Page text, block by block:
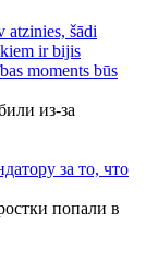
atzinies, šādi
ir bijis
moments būs
из-за
за то, что
попали в